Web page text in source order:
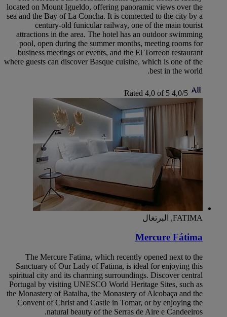
located on Mount Igueldo, offering panoramic views over the
sea and the Bay of La Concha. It is connected to the city by a
century-old funicular railway, one of the main tourist
attractions in the area. The hotel has an outdoor swimming
pool, open during the summer months, meeting rooms for
business meetings or events, and the El Torreon restaurant
where guests can discover Basque cuisine, which is one of the
best in the world.
4,0/5
Rated 4,0 of 5
FATIMA, البرتغال
Mercure Fátima
The Mercure Fatima, which recently opened next to the
Sanctuary of Our Lady of Fatima, is ideal for enjoying this
spiritual city and its charming surroundings. Discover central
Portugal by visiting UNESCO World Heritage Sites, such as
the Monastery of Batalha, the Monastery of Alcobaça and the
Convent of Christ and Castle in Tomar, or by enjoying the
natural beauty of the Serras de Aire e Candeeiros.